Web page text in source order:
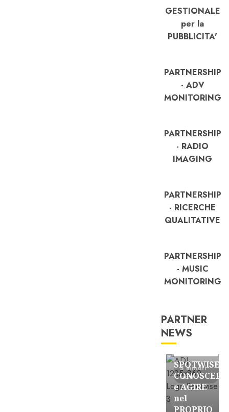
GESTIONALE
per la
PUBBLICITA'
PARTNERSHIP
- ADV
MONITORING
PARTNERSHIP
- RADIO
IMAGING
PARTNERSHIP
- RICERCHE
QUALITATIVE
PARTNERSHIP
- MUSIC
MONITORING
PARTNER
NEWS
3 minuti
letti
FREE
SPOTWISE:
CONOSCERE
e AGIRE
nel
PROPRIO